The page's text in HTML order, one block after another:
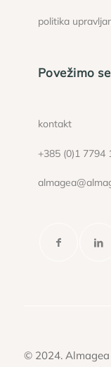
politika
Povežimo se
kontakt
+385 (0)1 7794
© 2024. Almagea